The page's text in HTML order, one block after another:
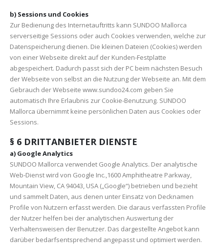
b) Sessions und Cookies
Zur Bedienung des Internetauftritts kann SUNDOO Mallorca
serverseitige Sessions oder auch Cookies verwenden, welche zur
Datenspeicherung dienen. Die kleinen Dateien (Cookies) werden
von einer Webseite direkt auf der Kunden-Festplatte
abgespeichert. Dadurch passt sich der PC beim nächsten Besuch
der Webseite von selbst an die Nutzung der Webseite an. Mit dem
Gebrauch der Webseite www.sundoo24.com geben Sie
automatisch Ihre Erlaubnis zur Cookie-Benutzung. SUNDOO
Mallorca übernimmt keine persönlichen Daten aus Cookies oder
Sessions.
§ 6 DRITTANBIETER DIENSTE
a) Google Analytics
SUNDOO Mallorca verwendet Google Analytics. Der analytische
Web-Dienst wird von Google Inc.,1600 Amphitheatre Parkway,
Mountain View, CA 94043, USA („Google“) betrieben und bezieht
und sammelt Daten, aus denen unter Einsatz von Decknamen
Profile von Nutzern erfasst werden. Die daraus verfassten Profile
der Nutzer helfen bei der analytischen Auswertung der
Verhaltensweisen der Benutzer. Das dargestellte Angebot kann
darüber bedarfsentsprechend angepasst und optimiert werden.